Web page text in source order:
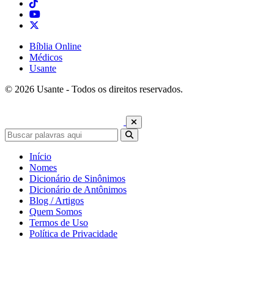
Bíblia Online
Médicos
Usante
© 2026 Usante - Todos os direitos reservados.
Início
Nomes
Dicionário de Sinônimos
Dicionário de Antônimos
Blog / Artigos
Quem Somos
Termos de Uso
Política de Privacidade